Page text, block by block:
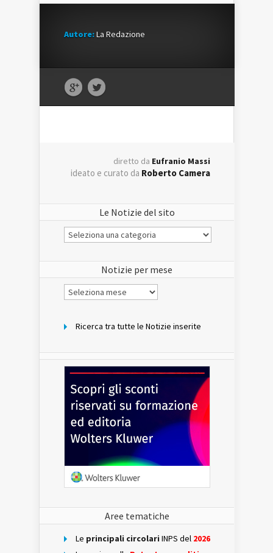
Autore:La Redazione
diretto da Eufranio Massi
ideato e curato da Roberto Camera
Le Notizie del sito
Le
Notizie
Notizie per mese
Notizie
per
Ricerca tra tutte le Notizie inserite
Aree tematiche
Le principali circolari INPS del 2026